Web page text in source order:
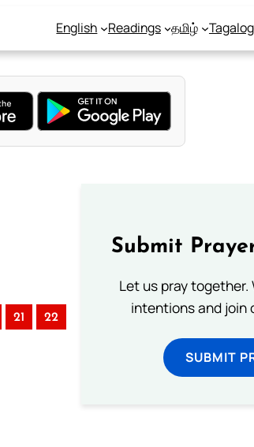
English Readings தமிழ் Tagalog
21 22
Submit
Let us pray together.
intentions and join
SUBMIT